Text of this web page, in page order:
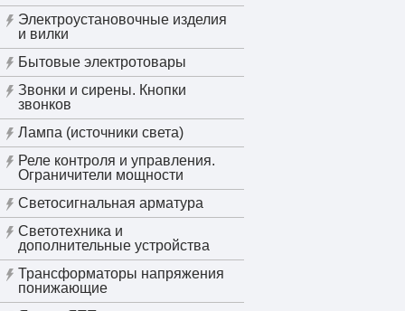
Электроустановочные изделия
и вилки
Бытовые электротовары
Звонки и сирены. Кнопки
звонков
Лампа (источники света)
Реле контроля и управления.
Ограничители мощности
Светосигнальная арматура
Светотехника и
дополнительные устройства
Трансформаторы напряжения
понижающие